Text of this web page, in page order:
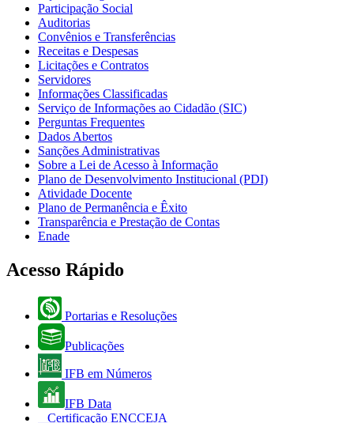
Participação Social
Auditorias
Convênios e Transferências
Receitas e Despesas
Licitações e Contratos
Servidores
Informações Classificadas
Serviço de Informações ao Cidadão (SIC)
Perguntas Frequentes
Dados Abertos
Sanções Administrativas
Sobre a Lei de Acesso à Informação
Plano de Desenvolvimento Institucional (PDI)
Atividade Docente
Plano de Permanência e Êxito
Transparência e Prestação de Contas
Enade
Acesso Rápido
Portarias e Resoluções
Publicações
IFB em Números
IFB Data
Certificação ENCCEJA